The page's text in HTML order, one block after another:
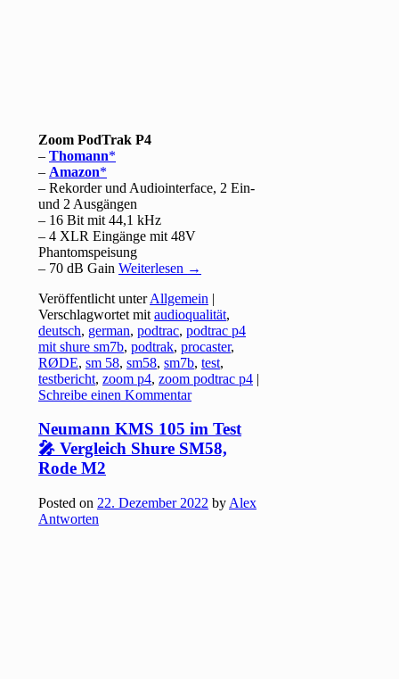
Zoom PodTrak P4
–Thomann
– Amazon
– Rekorder und Audiointerface, 2 Ein-
und 2 Ausgängen
– 16 Bit mit 44,1 kHz
– 4 XLR Eingänge mit 48V
Phantomspeisung
– 70 dB GainWeiterlesen →
Veröffentlicht unter Allgemein |
Verschlagwortet mit audioqualität,
deutsch, german,podtrac,podtrac p4
mit shure sm7b,podtrak,procaster,
RØDE,sm 58,sm58,sm7b,test,
testbericht,zoom p4,zoom podtrac p4 |
Schreibe einen Kommentar
Neumann KMS 105 im Test
🎤 Vergleich Shure SM58,
Rode M2
Posted on 22. Dezember 2022 by Alex
Antworten